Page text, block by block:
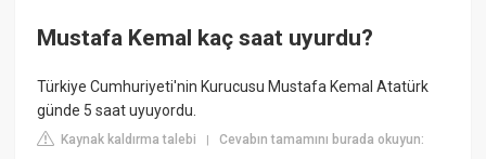
Mustafa Kemal kaç saat uyurdu?
Türkiye Cumhuriyeti'nin Kurucusu Mustafa Kemal Atatürk
günde 5 saat uyuyordu.
Kaynak kaldırma talebi |Cevabın tamamını burada okuyun: